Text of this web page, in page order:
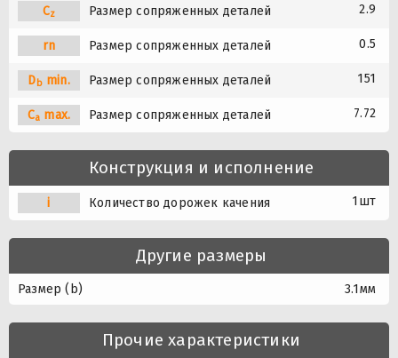
Cz Размер сопряженных деталей 2.9
rn Размер сопряженных деталей 0.5
D bmin. Размер сопряженных деталей 151
Ca max. Размер сопряженных деталей 7.72
Конструкция и исполнение
i Количество дорожек качения 1шт
Другие размеры
Размер (b) 3.1мм
Прочие характеристики